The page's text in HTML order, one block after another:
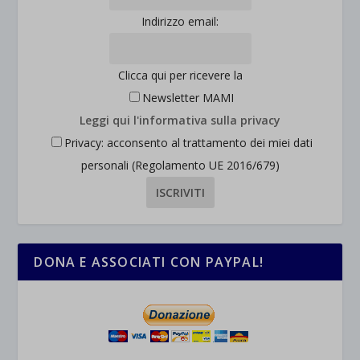
Indirizzo email:
Clicca qui per ricevere la
Newsletter MAMI
Leggi qui l'informativa sulla privacy
Privacy: acconsento al trattamento dei miei dati
personali (Regolamento UE 2016/679)
DONA E ASSOCIATI CON PAYPAL!